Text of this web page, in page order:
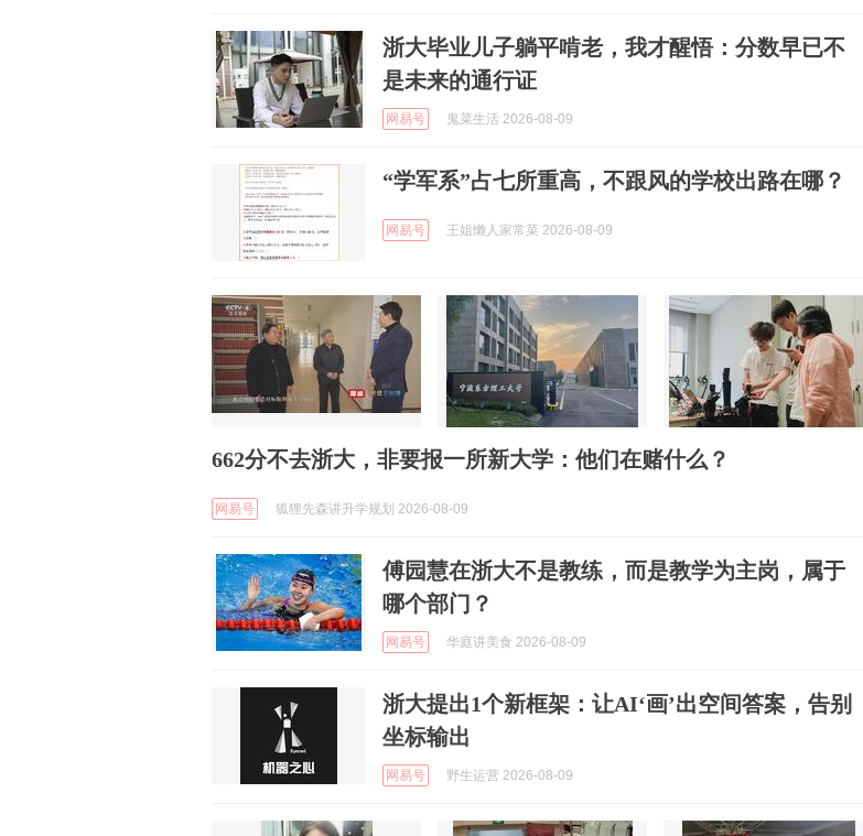
浙大毕业儿子躺平啃老，我才醒悟：分数早已不
是未来的通行证
网易号 鬼菜生活 2026-08-09
“学军系”占七所重高，不跟风的学校出路在哪？
网易号 王姐懒人家常菜 2026-08-09
662分不去浙大，非要报一所新大学：他们在赌什么？
网易号 狐狸先森讲升学规划 2026-08-09
傅园慧在浙大不是教练，而是教学为主岗，属于
哪个部门？
网易号 华庭讲美食 2026-08-09
浙大提出1个新框架：让AI‘画’出空间答案，告别
坐标输出
网易号 野生运营 2026-08-09